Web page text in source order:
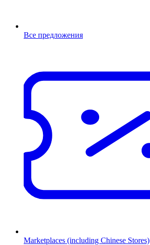
Все предложения
Marketplaces (including Chinese Stores)